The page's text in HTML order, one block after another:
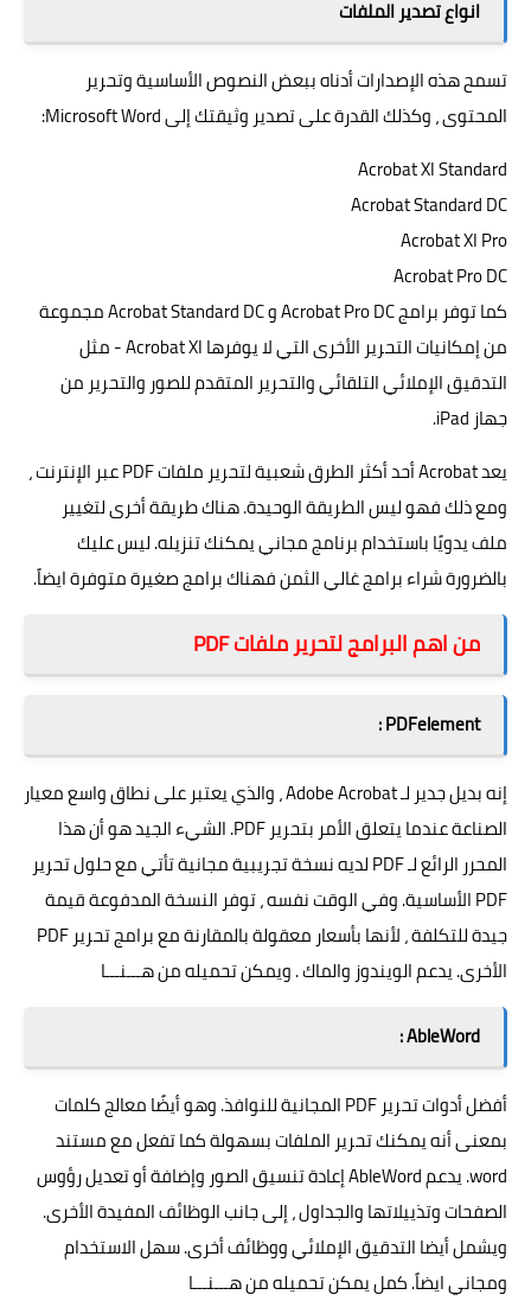
انواع تصدير الملفات
تسمح هذه الإصدارات أدناه ببعض النصوص الأساسية وتحرير
المحتوى ، وكذلك القدرة على تصدير وثيقتك إلى Microsoft Word:
Acrobat XI Standard
Acrobat Standard DC
Acrobat XI Pro
Acrobat Pro DC
كما توفر برامج Acrobat Pro DC و Acrobat Standard DC مجموعة
من إمكانيات التحرير الأخرى التي لا يوفرها Acrobat XI - مثل
التدقيق الإملائي التلقائي والتحرير المتقدم للصور والتحرير من
جهاز iPad.
يعد Acrobat أحد أكثر الطرق شعبية لتحرير ملفات PDF عبر الإنترنت ،
ومع ذلك فهو ليس الطريقة الوحيدة. هناك طريقة أخرى لتغيير
ملف يدويًا باستخدام برنامج مجاني يمكنك تنزيله. ليس عليك
بالضرورة شراء برامج غالي الثمن فهناك برامج صغيرة متوفرة ايضاً.
من اهم البرامج لتحرير ملفات PDF
PDFelement :
إنه بديل جدير لـ Adobe Acrobat ، والذي يعتبر على نطاق واسع معيار
الصناعة عندما يتعلق الأمر بتحرير PDF. الشيء الجيد هو أن هذا
المحرر الرائع لـ PDF لديه نسخة تجريبية مجانية تأتي مع حلول تحرير
PDF الأساسية. وفي الوقت نفسه ، توفر النسخة المدفوعة قيمة
جيدة للتكلفة ، لأنها بأسعار معقولة بالمقارنة مع برامج تحرير PDF
الأخرى. يدعم الويندوز والماك . ويمكن تحميله منهـــنـــا
AbleWord :
أفضل أدوات تحرير PDF المجانية للنوافذ. وهو أيضًا معالج كلمات
بمعنى أنه يمكنك تحرير الملفات بسهولة كما تفعل مع مستند
word. يدعم AbleWord إعادة تنسيق الصور وإضافة أو تعديل رؤوس
الصفحات وتذييلاتها والجداول ، إلى جانب الوظائف المفيدة الأخرى.
ويشمل أيضا التدقيق الإملائي ووظائف أخرى. سهل الاستخدام
ومجاني ايضاً. كمل يمكن تحميله منهـــنـــا